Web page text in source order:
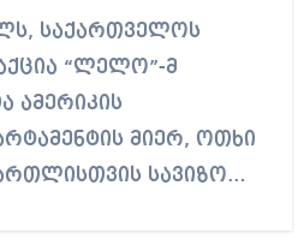
“ლელო”-მ
ამერიკის
მიერ, ოთხი
სავიზო…